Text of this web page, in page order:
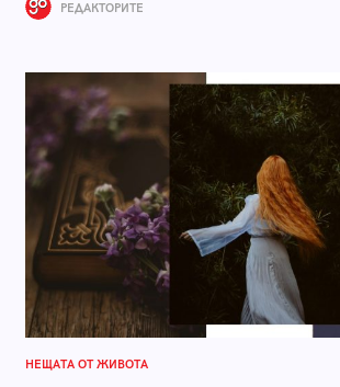
РЕДАКТОРИТЕ
НЕЩАТА ОТ ЖИВОТА